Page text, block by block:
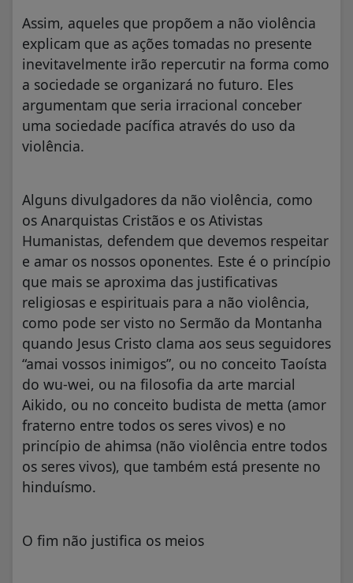
Assim, aqueles que propõem a não violência
explicam que as ações tomadas no presente
inevitavelmente irão repercutir na forma como
a sociedade se organizará no futuro. Eles
argumentam que seria irracional conceber
uma sociedade pacífica através do uso da
violência.
Alguns divulgadores da não violência, como
os Anarquistas Cristãos e os Ativistas
Humanistas, defendem que devemos respeitar
e amar os nossos oponentes. Este é o princípio
que mais se aproxima das justificativas
religiosas e espirituais para a não violência,
como pode ser visto no Sermão da Montanha
quando Jesus Cristo clama aos seus seguidores
“amai vossos inimigos”, ou no conceito Taoísta
do wu-wei, ou na filosofia da arte marcial
Aikido, ou no conceito budista de metta (amor
fraterno entre todos os seres vivos) e no
princípio de ahimsa (não violência entre todos
os seres vivos), que também está presente no
hinduísmo.
O fim não justifica os meios